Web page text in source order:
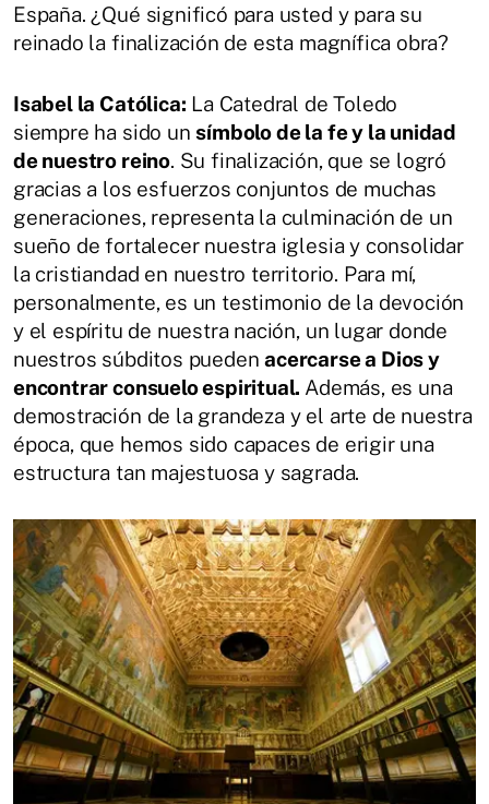
España. ¿Qué significó para usted y para su
reinado la finalización de esta magnífica obra?
Isabel la Católica: La Catedral de Toledo
siempre ha sido unsímbolo de la fe y la unidad
de nuestro reino. Su finalización, que se logró
gracias a los esfuerzos conjuntos de muchas
generaciones, representa la culminación de un
sueño de fortalecer nuestra iglesia y consolidar
la cristiandad en nuestro territorio. Para mí,
personalmente, es un testimonio de la devoción
y el espíritu de nuestra nación, un lugar donde
nuestros súbditos puedenacercarse a Dios y
encontrar consuelo espiritual. Además, es una
demostración de la grandeza y el arte de nuestra
época, que hemos sido capaces de erigir una
estructura tan majestuosa y sagrada.